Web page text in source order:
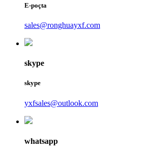
E-poçta
sales@ronghuayxf.com
skype
skype
yxfsales@outlook.com
whatsapp